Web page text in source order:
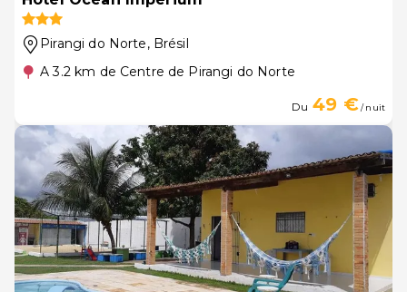
Pirangi do Norte, Brésil
A 3.2 km de Centre de Pirangi do Norte
Du 49 €/ nuit